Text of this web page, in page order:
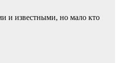
и известными, но мало кто